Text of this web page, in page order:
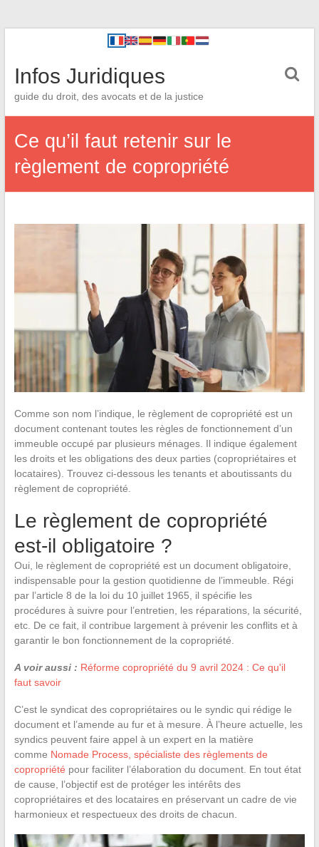
Infos Juridiques
guide du droit, des avocats et de la justice
Ce qu’il faut retenir sur le
règlement de copropriété
Comme son nom l’indique, le règlement de copropriété est un
document contenant toutes les règles de fonctionnement d’un
immeuble occupé par plusieurs ménages. Il indique également
les droits et les obligations des deux parties (copropriétaires et
locataires). Trouvez ci-dessous les tenants et aboutissants du
règlement de copropriété.
Le règlement de copropriété
est-il obligatoire ?
Oui, le règlement de copropriété est un document obligatoire,
indispensable pour la gestion quotidienne de l’immeuble. Régi
par l’article 8 de la loi du 10 juillet 1965, il spécifie les
procédures à suivre pour l’entretien, les réparations, la sécurité,
etc. De ce fait, il contribue largement à prévenir les conflits et à
garantir le bon fonctionnement de la copropriété.
A voir aussi : Réforme copropriété du 9 avril 2024 : Ce qu'il
faut savoir
C’est le syndicat des copropriétaires ou le syndic qui rédige le
document et l’amende au fur et à mesure. À l’heure actuelle, les
syndics peuvent faire appel à un expert en la matière
comme Nomade Process, spécialiste des règlements de
copropriété pour faciliter l’élaboration du document. En tout état
de cause, l’objectif est de protéger les intérêts des
copropriétaires et des locataires en préservant un cadre de vie
harmonieux et respectueux des droits de chacun.